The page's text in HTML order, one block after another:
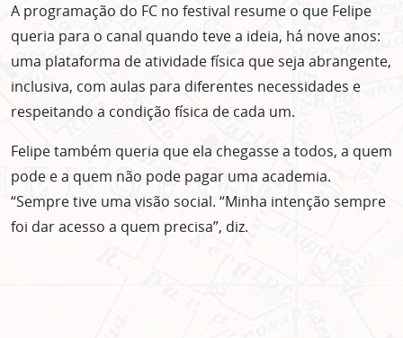
A programação do FC no festival resume o que Felipe
queria para o canal quando teve a ideia, há nove anos:
uma plataforma de atividade física que seja abrangente,
inclusiva, com aulas para diferentes necessidades e
respeitando a condição física de cada um.
Felipe também queria que ela chegasse a todos, a quem
pode e a quem não pode pagar uma academia.
“Sempre tive uma visão social. “Minha intenção sempre
foi dar acesso a quem precisa”, diz.